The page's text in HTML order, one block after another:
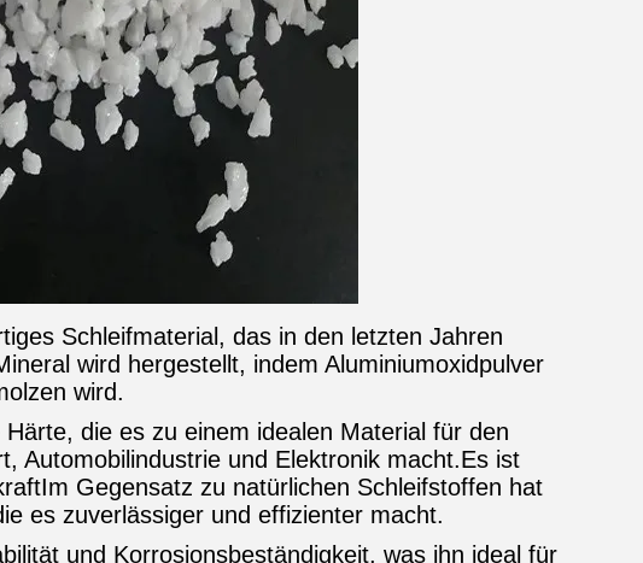
Schleifmaterial, das in den letzten Jahren
wird hergestellt, indem Aluminiumoxidpulver
wird.
die es zu einem idealen Material für den
Automobilindustrie und Elektronik macht.Es ist
Gegensatz zu natürlichen Schleifstoffen hat
es zuverlässiger und effizienter macht.
und Korrosionsbeständigkeit, was ihn ideal für